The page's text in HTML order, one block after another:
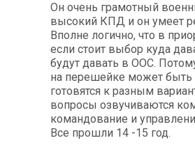
Он очень грамотный
высокий КПД и он умеет
Вполне логично, что в
если стоит выбор куда
будут давать в ООС.
на перешейке может быть
готовятся к разным
вопросы озвучиваются
командование и
Все прошли 14 -15 год.